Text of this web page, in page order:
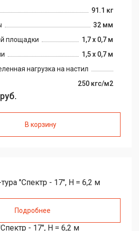
91.1 кг
32 мм
площадки
1,7 х 0,7 м
1,5 х 0,7 м
нагрузка на настил
250 кгс/м2
В корзину
Подробнее
- 17", H = 6,2 м